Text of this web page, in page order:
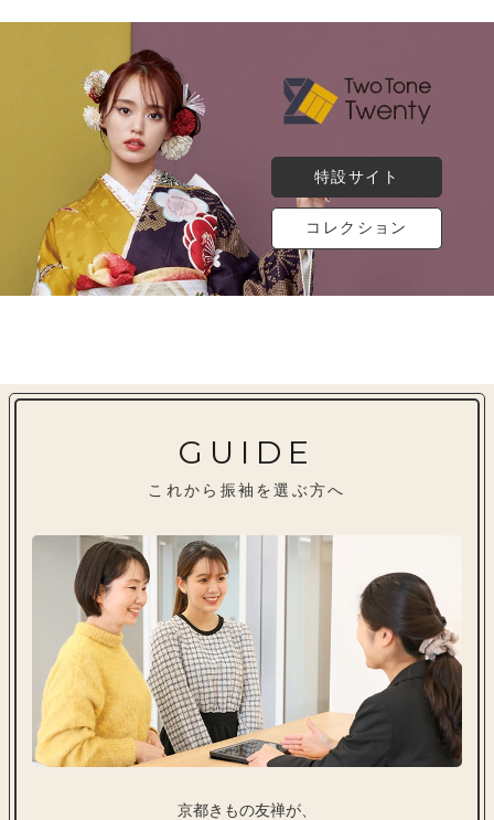
特設サイト
コレクション
GUIDE
これから振袖を選ぶ方へ
京都きもの友禅が、